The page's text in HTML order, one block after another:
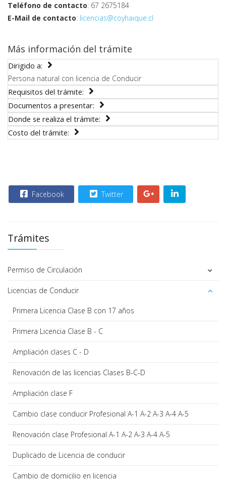
Teléfono de contacto: 67 2675184
E-Mail de contacto: licencias@coyhaique.cl
Más información del trámite
Dirigido a:
Persona natural con licencia de Conducir
Requisitos del trámite:
Documentos a presentar:
Donde se realiza el trámite:
Costo del trámite:
Facebook Twitter
Trámites
Permiso de Circulación
Licencias de Conducir
Primera Licencia Clase B con 17 años
Primera Licencia Clase B - C
Ampliación clases C - D
Renovación de las licencias Clases B-C-D
Ampliación clase F
Cambio clase conducir Profesional A-1 A-2 A-3 A-4 A-5
Renovación clase Profesional A-1 A-2 A-3 A-4 A-5
Duplicado de Licencia de conducir
Cambio de domicilio en licencia